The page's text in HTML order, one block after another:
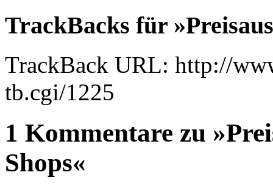
TrackBacks für
TrackBack URL: http://
tb.cgi/1225
1 Kommentare zu
Shops«